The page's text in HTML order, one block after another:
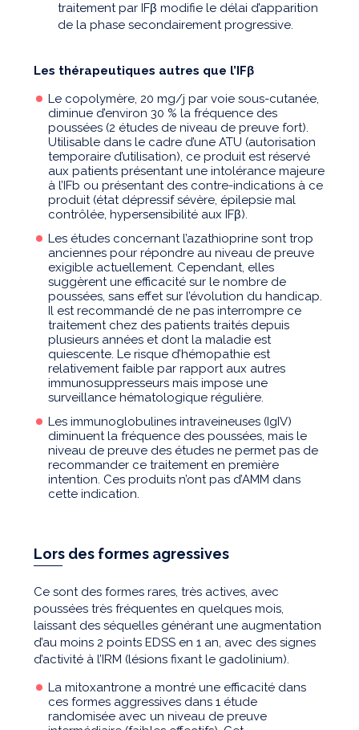
traitement par IFβ modifie le délai d’apparition
de la phase secondairement progressive.
Les thérapeutiques autres que l’IFβ
Le copolymère, 20 mg/j par voie sous-cutanée,
diminue d’environ 30 % la fréquence des
poussées (2 études de niveau de preuve fort).
Utilisable dans le cadre d’une ATU (autorisation
temporaire d’utilisation), ce produit est réservé
aux patients présentant une intolérance majeure
à l’IFb ou présentant des contre-indications à ce
produit (état dépressif sévère, épilepsie mal
contrôlée, hypersensibilité aux IFβ).
Les études concernant l’azathioprine sont trop
anciennes pour répondre au niveau de preuve
exigible actuellement. Cependant, elles
suggèrent une efficacité sur le nombre de
poussées, sans effet sur l’évolution du handicap.
Il est recommandé de ne pas interrompre ce
traitement chez des patients traités depuis
plusieurs années et dont la maladie est
quiescente. Le risque d’hémopathie est
relativement faible par rapport aux autres
immunosuppresseurs mais impose une
surveillance hématologique régulière.
Les immunoglobulines intraveineuses (IgIV)
diminuent la fréquence des poussées, mais le
niveau de preuve des études ne permet pas de
recommander ce traitement en première
intention. Ces produits n’ont pas d’AMM dans
cette indication.
Lors des formes agressives
Ce sont des formes rares, très actives, avec
poussées très fréquentes en quelques mois,
laissant des séquelles générant une augmentation
d’au moins 2 points EDSS en 1 an, avec des signes
d’activité à l’IRM (lésions fixant le gadolinium).
La mitoxantrone a montré une efficacité dans
ces formes aggressives dans 1 étude
randomisée avec un niveau de preuve